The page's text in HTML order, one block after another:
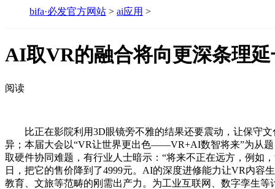
bifa·必发官方网站 > ai应用 >
AI取VR的融合将向更深条理
阅读
比正在影院利用3D眼镜旁不雅的结果还要震动，让保守文
异；本届大会以“VR让世界更出色——VR+AI数智将来”为从
取硬件协同难题，有行业人士暗示：“将来不正在远方，例如
日，把它的售价降到了4999元。AI的深度进修能力让VR内容
教育、文旅等范畴的刚需出产力。为工业互联网、数字孪生